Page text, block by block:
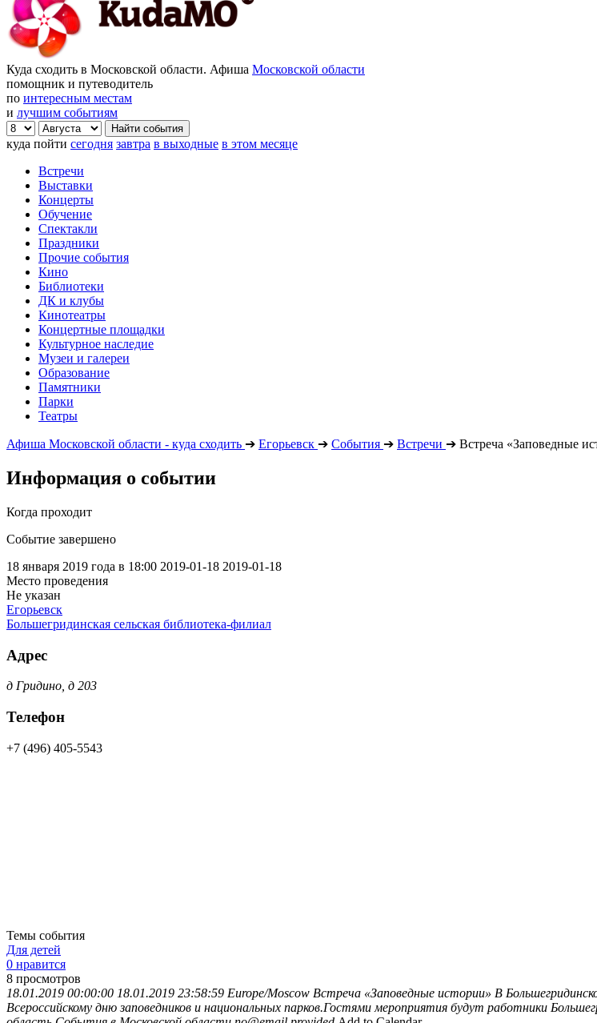
Куда сходить в Московской области. Афиша Московской области
помощник и путеводитель
по интересным местам
и лучшим событиям
куда пойти сегодня завтра в выходные в этом месяце
Встречи
Выставки
Концерты
Обучение
Спектакли
Праздники
Прочие события
Кино
Библиотеки
ДК и клубы
Кинотеатры
Концертные площадки
Культурное наследие
Музеи и галереи
Образование
Памятники
Парки
Театры
Афиша Московской области - куда сходить ➔ Егорьевск ➔ События ➔ Встречи ➔ Встреча «Заповедные
Информация о событии
Когда проходит
Событие завершено
18 января 2019 года в 18:00 2019-01-18 2019-01-18
Место проведения
Не указан
Егорьевск
Большегридинская сельская библиотека-филиал
Адрес
д Гридино, д 203
Телефон
+7 (496) 405-5543
Темы события
Для детей
0 нравится
8 просмотров
18.01.2019 00:00:00 18.01.2019 23:58:59 Europe/Moscow Встреча «Заповедные истории» В
Всероссийскому дню заповедников и национальных парков.Гостями мероприятия будут работники